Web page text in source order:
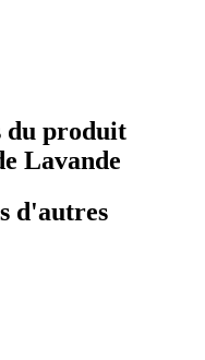
du produit
Lavande
d'autres